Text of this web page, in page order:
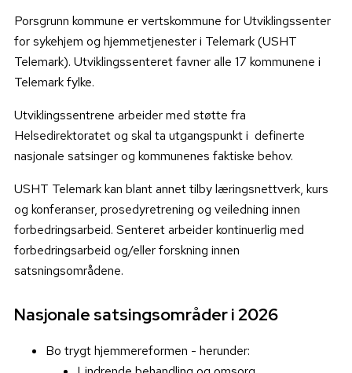
Porsgrunn kommune er vertskommune for Utviklingssenter
for sykehjem og hjemmetjenester i Telemark (USHT
Telemark). Utviklingssenteret favner alle 17 kommunene i
Telemark fylke.
Utviklingssentrene arbeider med støtte fra
Helsedirektoratet og skal ta utgangspunkt i definerte
nasjonale satsinger og kommunenes faktiske behov.
USHT Telemark kan blant annet tilby læringsnettverk, kurs
og konferanser, prosedyretrening og veiledning innen
forbedringsarbeid. Senteret arbeider kontinuerlig med
forbedringsarbeid og/eller forskning innen
satsningsområdene.
Nasjonale satsingsområder i 2026
Bo trygt hjemmereformen - herunder: